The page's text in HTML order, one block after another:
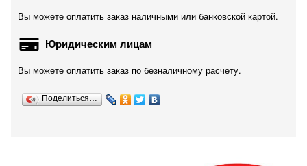
Вы можете оплатить заказ наличными или банковской картой.
Юридическим лицам
Вы можете оплатить заказ по безналичному расчету.
Поделиться…